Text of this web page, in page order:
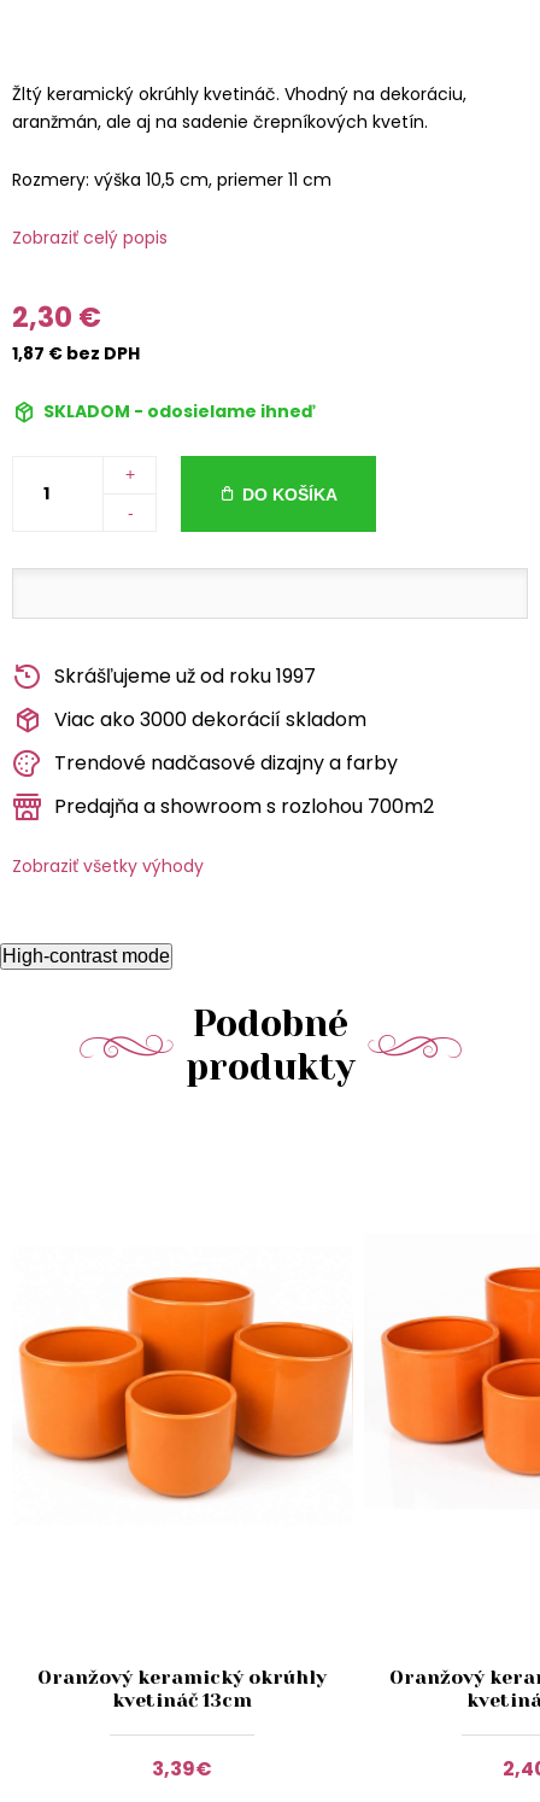
Žltý keramický okrúhly kvetináč. Vhodný na dekoráciu,
aranžmán, ale aj na sadenie črepníkových kvetín.
Rozmery: výška 10,5 cm, priemer 11 cm
Zobraziť celý popis
2,30 €
1,87 € bez DPH
SKLADOM - odosielame ihneď
+
-
DO KOŠÍKA
Skrášľujeme už od roku 1997
Viac ako 3000 dekorácií skladom
Trendové nadčasové dizajny a farby
Predajňa a showroom s rozlohou 700m2
Zobraziť všetky výhody
High-contrast mode
Podobné
produkty
Oranžový keramický okrúhly
kvetináč 13cm
3,39€
Oranžový